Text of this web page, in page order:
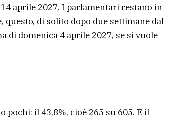
aprile 2027. I parlamentari restano in
questo, di solito dopo due settimane dal
di domenica 4 aprile 2027, se si vuole
il 43,8%, cioè 265 su 605. E il